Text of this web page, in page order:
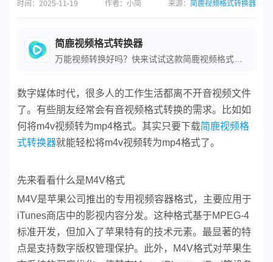
时间：2025-11-19 作者：小简 来源： 简鹿视频格式转换器
简鹿视频格式转换器
数字媒体时代，很多人的工作生活都离不开音视频文件
了。有些朋友经常会有音视频格式转换的需求。比如如
何将m4v视频转为mp4格式。其实只要下载简鹿视频格
式转换器就能轻松将m4v视频转为mp4格式了。
先来看看什么是M4V格式
M4V是苹果公司推出的专用视频容器格式，主要应用于
iTunes商店中的影视内容分发。这种格式基于MPEG-4
标准开发，但加入了苹果特有的技术元素。最显著的特
点是支持数字版权管理保护。此外，M4V格式对苹果生